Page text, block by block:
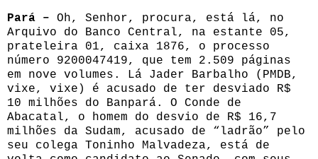
Pará – Oh, Senhor, procura, está lá, no
Arquivo do Banco Central, na estante 05,
prateleira 01, caixa 1876, o processo
número 9200047419, que tem 2.509 páginas
em nove volumes. Lá Jader Barbalho (PMDB,
vixe, vixe) é acusado de ter desviado R$
10 milhões do Banpará. O Conde de
Abacatal, o homem do desvio de R$ 16,7
milhões da Sudam, acusado de “ladrão” pelo
seu colega Toninho Malvadeza, está de